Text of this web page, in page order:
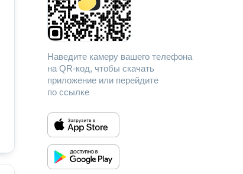
Наведите камеру вашего телефона
на QR-код, чтобы скачать
приложение или перейдите
по ссылке